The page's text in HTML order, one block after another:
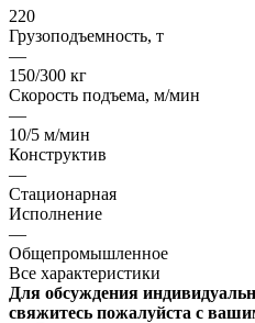
220
Грузоподъемность, т
—
150/300 кг
Скорость подъема, м/мин
—
10/5 м/мин
Конструктив
—
Стационарная
Исполнение
—
Общепромышленное
Все характеристики
Для обсуждения
свяжитесь пожалуйста с